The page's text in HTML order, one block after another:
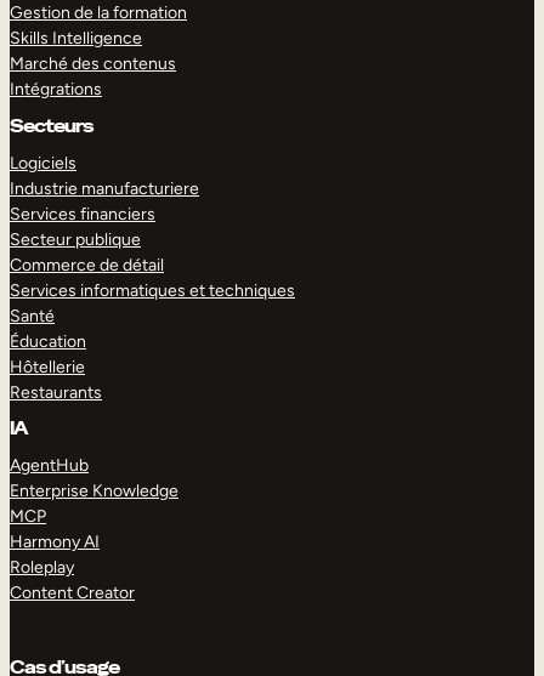
Gestion de la formation
Skills Intelligence
Marché des contenus
Intégrations
Secteurs
Logiciels
Industrie manufacturiere
Services financiers
Secteur publique
Commerce de détail
Services informatiques et techniques
Santé
Éducation
Hôtellerie
Restaurants
IA
AgentHub
Enterprise Knowledge
MCP
Harmony AI
Roleplay
Content Creator
Cas d’usage